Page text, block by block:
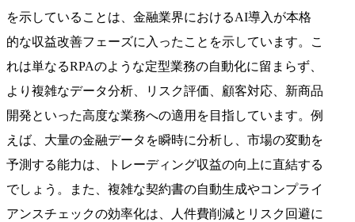
を示していることは、金融業界におけるAI導入が本格
的な収益改善フェーズに入ったことを示しています。こ
れは単なるRPAのような定型業務の自動化に留まらず、
より複雑なデータ分析、リスク評価、顧客対応、新商品
開発といった高度な業務への適用を目指しています。例
えば、大量の金融データを瞬時に分析し、市場の変動を
予測する能力は、トレーディング収益の向上に直結する
でしょう。また、複雑な契約書の自動生成やコンプライ
アンスチェックの効率化は、人件費削減とリスク回避に